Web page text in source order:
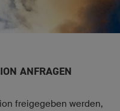
ANFRAGEN
freigegeben werden,